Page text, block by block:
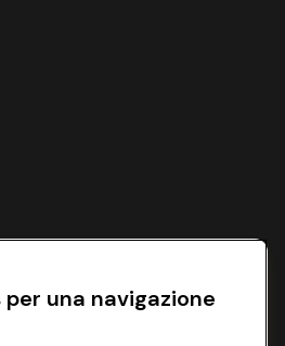
per una navigazione